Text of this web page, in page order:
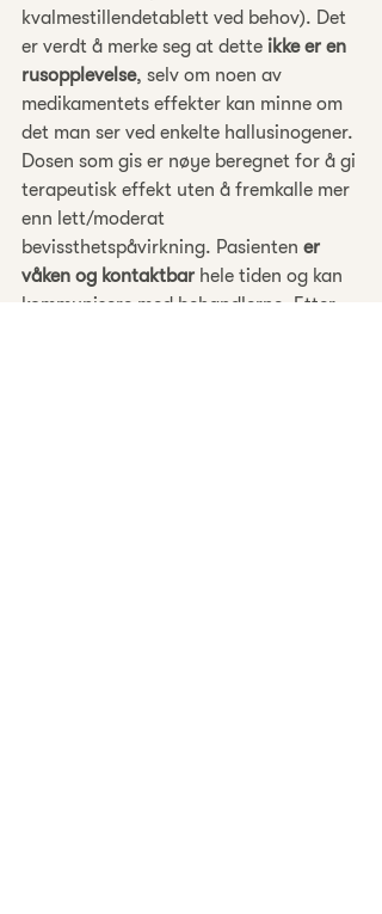
kvalmestillendetablett ved behov). Det
er verdt å merke seg at dette ikke er en
rusopplevelse, selv om noen av
medikamentets effekter kan minne om
det man ser ved enkelte hallusinogener.
Dosen som gis er nøye beregnet for å gi
terapeutisk effekt uten å fremkalle mer
enn lett/moderat
bevissthetspåvirkning. Pasienten er
våken og kontaktbar hele tiden og kan
kommunisere med behandlerne. Etter